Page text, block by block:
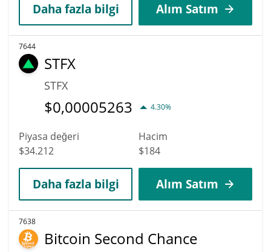
Daha fazla bilgi Alım Satım
7644
STFX
STFX
$0,00005263 4.30%
Piyasa değeri
$34.212
Hacim
$184
Daha fazla bilgi Alım Satım
7638
Bitcoin Second Chance